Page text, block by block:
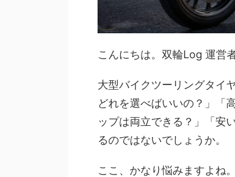
こんにちは。双輪Log 運営
大型バイクツーリングタイ
どれを選べばいいの？」「
ップは両立できる？」「安
るのではないでしょうか。
ここ、かなり悩みますよね。